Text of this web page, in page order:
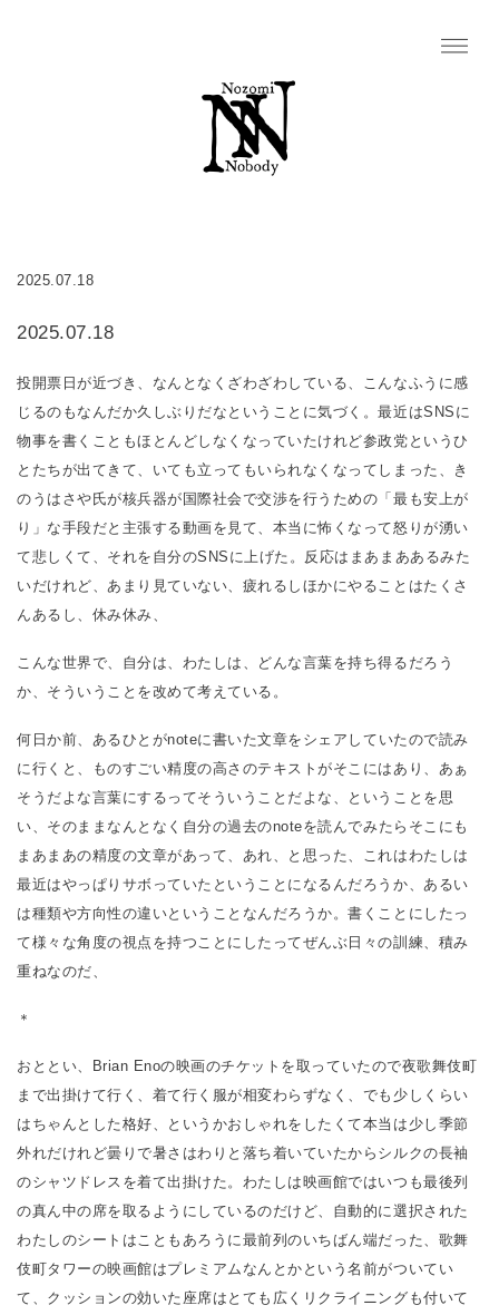
2025.07.18
2025.07.18
投開票日が近づき、なんとなくざわざわしている、こんなふうに感
じるのもなんだか久しぶりだなということに気づく。最近はSNSに
物事を書くこともほとんどしなくなっていたけれど参政党というひ
とたちが出てきて、いても立ってもいられなくなってしまった、き
のうはさや氏が核兵器が国際社会で交渉を行うための「最も安上が
り」な手段だと主張する動画を見て、本当に怖くなって怒りが湧い
て悲しくて、それを自分のSNSに上げた。反応はまあまああるみた
いだけれど、あまり見ていない、疲れるしほかにやることはたくさ
んあるし、休み休み、
こんな世界で、自分は、わたしは、どんな言葉を持ち得るだろう
か、そういうことを改めて考えている。
何日か前、あるひとがnoteに書いた文章をシェアしていたので読み
に行くと、ものすごい精度の高さのテキストがそこにはあり、あぁ
そうだよな言葉にするってそういうことだよな、ということを思
い、そのままなんとなく自分の過去のnoteを読んでみたらそこにも
まあまあの精度の文章があって、あれ、と思った、これはわたしは
最近はやっぱりサボっていたということになるんだろうか、あるい
は種類や方向性の違いということなんだろうか。書くことにしたっ
て様々な角度の視点を持つことにしたってぜんぶ日々の訓練、積み
重ねなのだ、
＊
おととい、Brian Enoの映画のチケットを取っていたので夜歌舞伎町
まで出掛けて行く、着て行く服が相変わらずなく、でも少しくらい
はちゃんとした格好、というかおしゃれをしたくて本当は少し季節
外れだけれど曇りで暑さはわりと落ち着いていたからシルクの長袖
のシャツドレスを着て出掛けた。わたしは映画館ではいつも最後列
の真ん中の席を取るようにしているのだけど、自動的に選択された
わたしのシートはこともあろうに最前列のいちばん端だった、歌舞
伎町タワーの映画館はプレミアムなんとかという名前がついてい
て、クッションの効いた座席はとても広くリクライニングも付いて